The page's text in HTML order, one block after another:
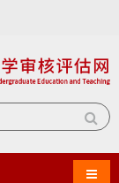
导航